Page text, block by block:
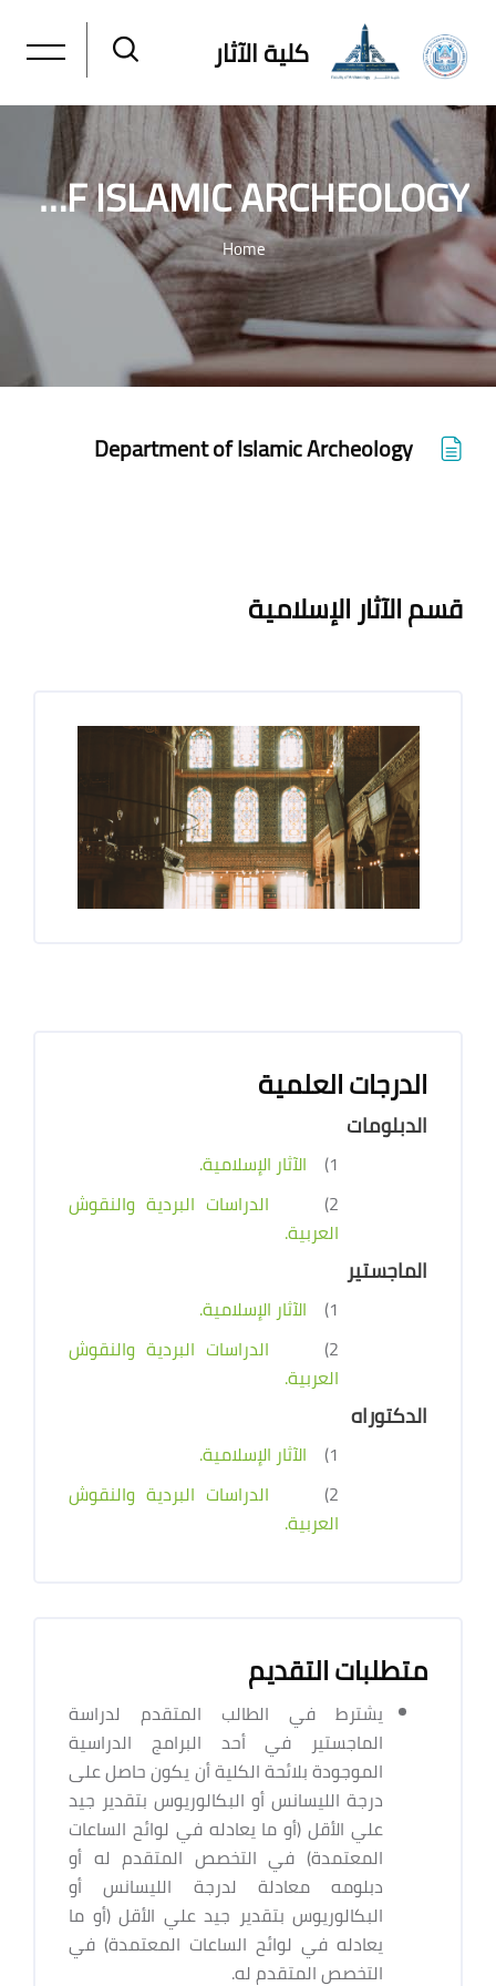
كلية الآثار
DEPARTMENT OF ISLAMIC ARCHEOLOGY
Home
Department of Islamic Archeology
الكتل
قسم الآثار الإسلامية
الدرجات العلمية
الدبلومات
1)
الآثار الإسلامية.
2)
الدراسات البردية والنقوش
العربية.
الماجستير
1)
الآثار الإسلامية.
2)
الدراسات البردية والنقوش
العربية.
الدكتوراه
1)
الآثار الإسلامية.
2)
الدراسات البردية والنقوش
العربية.
متطلبات التقديم
يشترط في الطالب المتقدم لدراسة
الماجستير في أحد البرامج الدراسية
الموجودة بلائحة الكلية أن يكون حاصل على
درجة الليسانس أو البكالوريوس بتقدير جيد
علي الأقل (أو ما يعادله في لوائح الساعات
المعتمدة) في التخصص المتقدم له أو
دبلومه معادلة لدرجة الليسانس أو
البكالوريوس بتقدير جيد علي الأقل (أو ما
يعادله في لوائح الساعات المعتمدة) في
التخصص المتقدم له.